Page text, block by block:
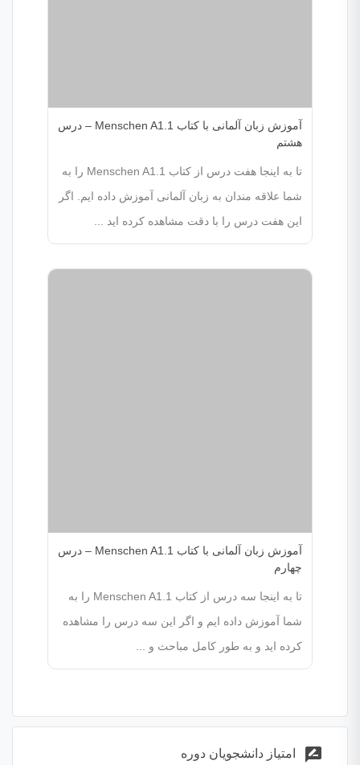
آموزش زبان آلمانی با کتاب Menschen A1.1 – درس
هشتم
تا به اینجا هفت درس از کتاب Menschen A1.1 را به
شما علاقه مندان به زبان آلمانی آموزش داده ایم. اگر
این هفت درس را با دقت مشاهده کرده اید ...
آموزش زبان آلمانی با کتاب Menschen A1.1 – درس
چهارم
تا به اینجا سه درس از کتاب Menschen A1.1 را به
شما آموزش داده ایم و اگر این سه درس را مشاهده
کرده اید و به طور کامل مباحث و ...
rate_review امتیاز دانشجویان دوره